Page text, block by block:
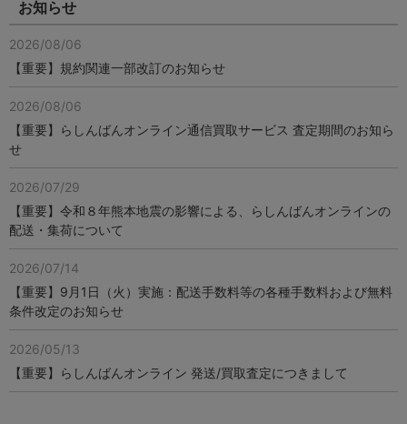
お知らせ
2026/08/06
【重要】規約関連一部改訂のお知らせ
2026/08/06
【重要】らしんばんオンライン通信買取サービス 査定期間のお知ら
せ
2026/07/29
【重要】令和８年熊本地震の影響による、らしんばんオンラインの
配送・集荷について
2026/07/14
【重要】9月1日（火）実施：配送手数料等の各種手数料および無料
条件改定のお知らせ
2026/05/13
【重要】らしんばんオンライン 発送/買取査定につきまして